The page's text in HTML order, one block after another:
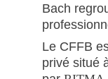
Bach
Le CFFB
privé situé